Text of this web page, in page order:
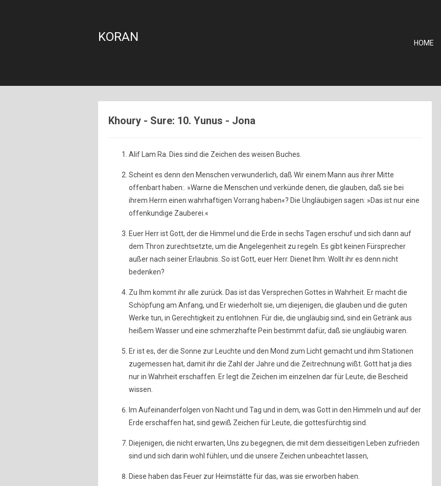
KORAN HOME
Khoury - Sure: 10. Yunus - Jona
Alif Lam Ra. Dies sind die Zeichen des weisen Buches.
Scheint es denn den Menschen verwunderlich, daß Wir einem Mann aus ihrer Mitte
offenbart haben:. »Warne die Menschen und verkünde denen, die glauben, daß sie bei
ihrem Herrn einen wahrhaftigen Vorrang haben«? Die Ungläubigen sagen: »Das ist nur eine
offenkundige Zauberei.«
Euer Herr ist Gott, der die Himmel und die Erde in sechs Tagen erschuf und sich dann auf
dem Thron zurechtsetzte, um die Angelegenheit zu regeln. Es gibt keinen Fürsprecher
außer nach seiner Erlaubnis. So ist Gott, euer Herr. Dienet Ihm. Wollt ihr es denn nicht
bedenken?
Zu Ihm kommt ihr alle zurück. Das ist das Versprechen Gottes in Wahrheit. Er macht die
Schöpfung am Anfang, und Er wiederholt sie, um diejenigen, die glauben und die guten
Werke tun, in Gerechtigkeit zu entlohnen. Für die, die ungläubig sind, sind ein Getränk aus
heißem Wasser und eine schmerzhafte Pein bestimmt dafür, daß sie ungläubig waren.
Er ist es, der die Sonne zur Leuchte und den Mond zum Licht gemacht und ihm Stationen
zugemessen hat, damit ihr die Zahl der Jahre und die Zeitrechnung wißt. Gott hat ja dies
nur in Wahrheit erschaffen. Er legt die Zeichen im einzelnen dar für Leute, die Bescheid
wissen.
Im Aufeinanderfolgen von Nacht und Tag und in dem, was Gott in den Himmeln und auf der
Erde erschaffen hat, sind gewiß Zeichen für Leute, die gottesfürchtig sind.
Diejenigen, die nicht erwarten, Uns zu begegnen, die mit dem diesseitigen Leben zufrieden
sind und sich darin wohl fühlen, und die unsere Zeichen unbeachtet lassen,
Diese haben das Feuer zur Heimstätte für das, was sie erworben haben.